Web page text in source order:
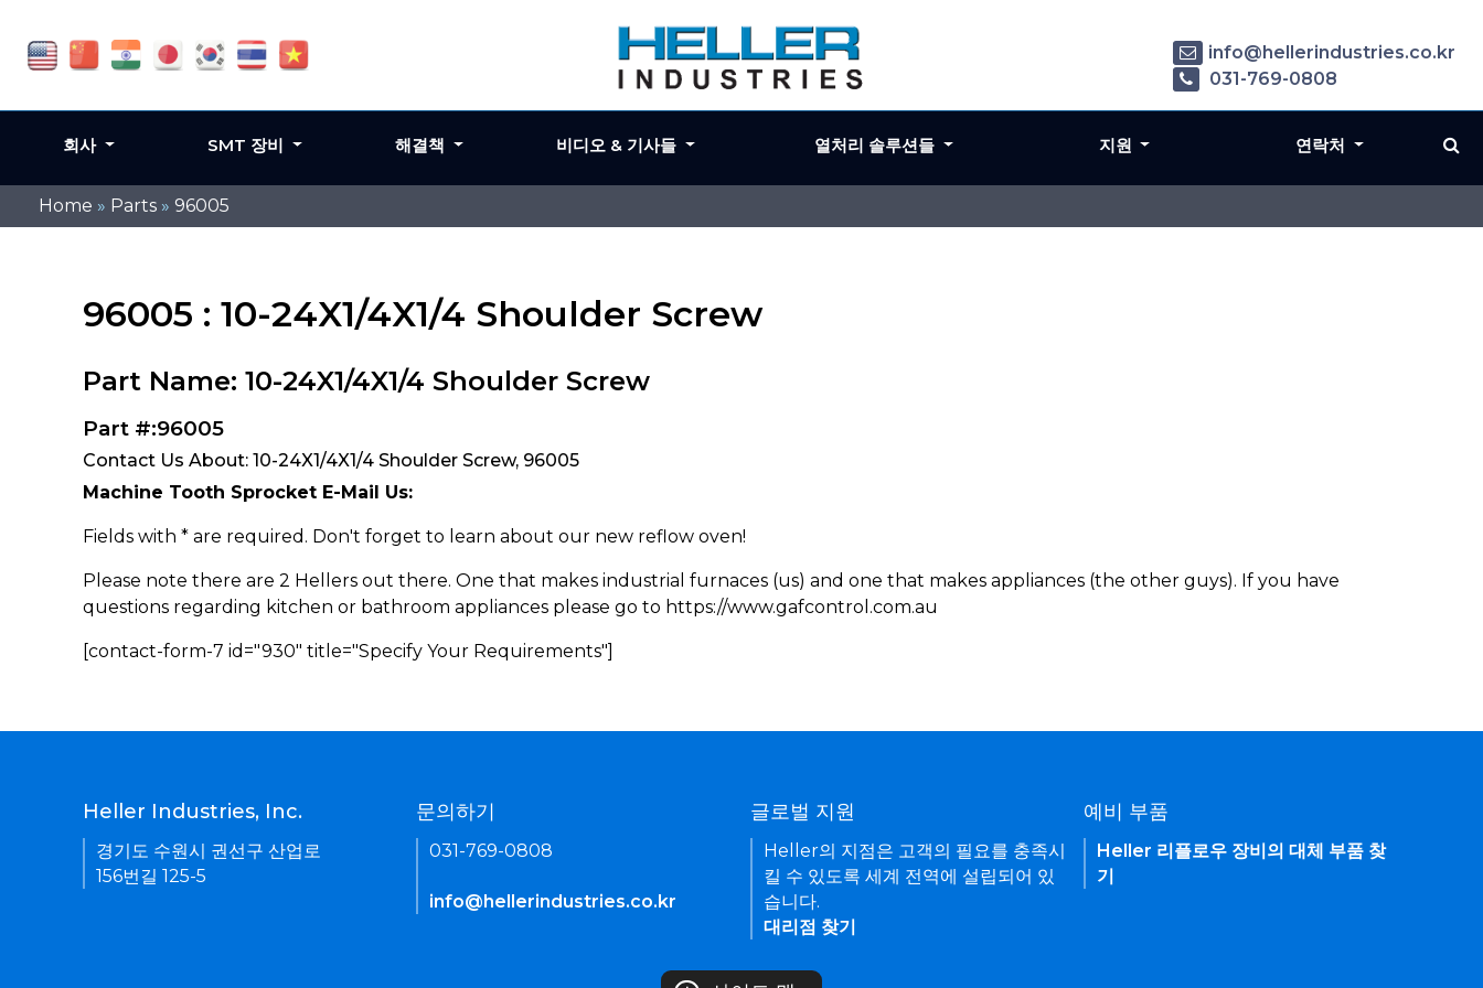
Home » Parts » 96005
96005 : 10-24X1/4X1/4 Shoulder Screw
Part Name: 10-24X1/4X1/4 Shoulder Screw
Part #:96005
Contact Us About: 10-24X1/4X1/4 Shoulder Screw, 96005
Machine Tooth Sprocket E-Mail Us:
Fields with * are required. Don't forget to learn about our new reflow oven!
Please note there are 2 Hellers out there. One that makes industrial furnaces (us) and one that makes appliances (the other guys). If you have
questions regarding kitchen or bathroom appliances please go to https://www.gafcontrol.com.au
[contact-form-7 id="930" title="Specify Your Requirements"]
info@hellerindustries.co.kr
031-769-0808
회사 SMT 장비 해결책 비디오 & 기사들 열처리 솔루션들 지원 연락처
Heller Industries, Inc.
경기도 수원시 권선구 산업로
156번길 125-5
문의하기
031-769-0808
info@hellerindustries.co.kr
글로벌 지원
Heller의 지점은 고객의 필요를 충족시
킬 수 있도록 세계 전역에 설립되어 있
습니다.
대리점 찾기
예비 부품
Heller 리플로우 장비의 대체 부품 찾
기